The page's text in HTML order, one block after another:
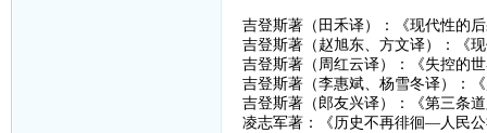
吉登斯著（田禾译）：《现代性的
吉登斯著（赵旭东、方文译）：《
吉登斯著（周红云译）：《失控的
吉登斯著（李惠斌、杨雪冬译）：
吉登斯著（郎友兴译）：《第三条
凌志军著：《历史不再徘徊—人民